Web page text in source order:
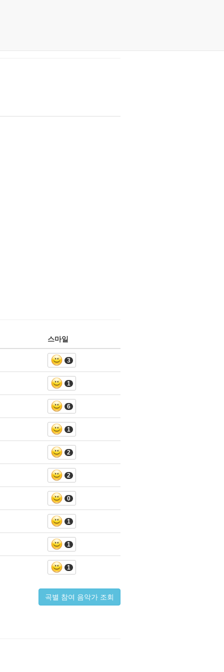
스마일
3
1
6
1
2
2
0
1
1
1
곡별 참여 음악가 조회